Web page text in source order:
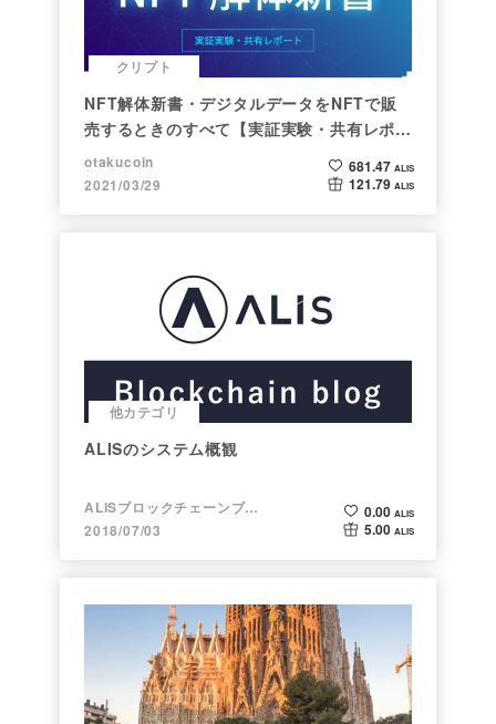
クリプト
NFT解体新書・デジタルデータをNFTで販
売するときのすべて【実証実験・共有レポー
ト】
otakucoin
2021/03/29
681.47 ALIS
121.79 ALIS
他カテゴリ
ALISのシステム概観
ALISブロックチェーンブログ
2018/07/03
0.00 ALIS
5.00 ALIS